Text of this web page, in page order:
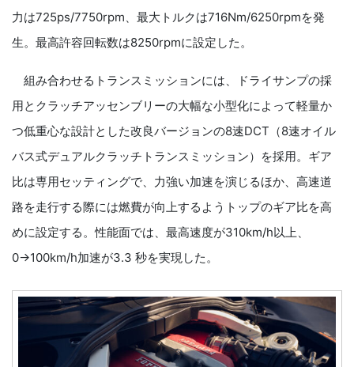
力は725ps/7750rpm、最大トルクは716Nm/6250rpmを発
生。最高許容回転数は8250rpmに設定した。
組み合わせるトランスミッションには、ドライサンプの採
用とクラッチアッセンブリーの大幅な小型化によって軽量か
つ低重心な設計とした改良バージョンの8速DCT（8速オイル
バス式デュアルクラッチトランスミッション）を採用。ギア
比は専用セッティングで、力強い加速を演じるほか、高速道
路を走行する際には燃費が向上するようトップのギア比を高
めに設定する。性能面では、最高速度が310km/h以上、
0→100km/h加速が3.3 秒を実現した。